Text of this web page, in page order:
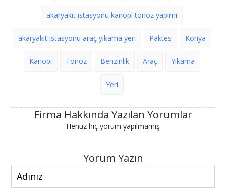
akaryakıt istasyonu kanopi tonoz yapımı
akaryakıt istasyonu araç yıkama yeri Paktes Konya
Kanopi Tonoz Benzinlik Araç Yıkama
Yeri
Firma Hakkında Yazılan Yorumlar
Henüz hiç yorum yapılmamış
Yorum Yazın